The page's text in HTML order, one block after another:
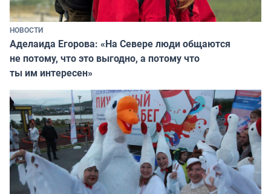
НОВОСТИ
Аделаида Егорова: «На Севере люди общаются
не потому, что это выгодно, а потому что
ты им интересен»